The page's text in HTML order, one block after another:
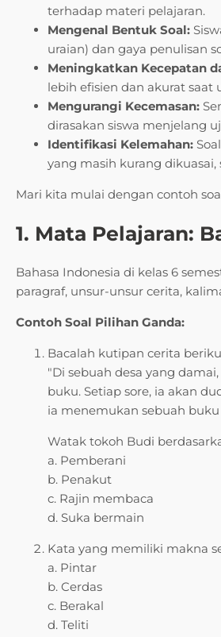
terhadap materi pelajaran.
Mengenal Bentuk Soal:
uraian) dan gaya penulisan
Meningkatkan Kecepatan
lebih efisien dan akurat saat
Mengurangi Kecemasan:
dirasakan siswa menjelang
Identifikasi Kelemahan:
yang masih kurang
Mari kita mulai dengan contoh
1. Mata Pelajaran:
Bahasa Indonesia di kelas 6
paragraf, unsur-unsur cerita,
Contoh Soal Pilihan Ganda:
Bacalah kutipan cerita
"Di sebuah desa yang
buku. Setiap sore, ia akan
ia menemukan sebuah
Watak tokoh Budi
a. Pemberani
b. Penakut
c. Rajin membaca
d. Suka bermain
Kata yang memiliki makna
a. Pintar
b. Cerdas
c. Berakal
d. Teliti